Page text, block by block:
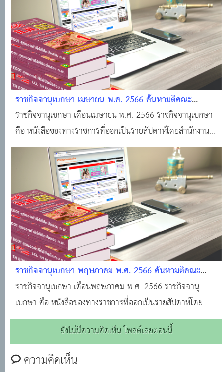
ราชกิจจานุเบกษา เมษายน พ.ศ. 2566 ค้นหามติคณะ
รัฐมนตรี · ราชกิจจานุเบกษา · ระบบงานทะเบียนฐานันดร ·
ศูนย์บริการข้อมูลมติคณะรัฐมนตรี
ราชกิจจานุเบกษา เดือนเมษายน พ.ศ. 2566 ราชกิจจานุเบกษา
คือ หนังสือของทางราชการที่ออกเป็นรายสัปดาห์โดยสำนักงาน
ราชกิจจานุเบกษา สำนักงานเลขาธิการคณะรัฐมนตรี สำหรับลง
ประกาศเกี่ยวกับกฎหมาย กฎ ระเบียบ ข้อบังคับ ตลอดจน
ประกาศของกระทรวง ทบวง กรมต่างๆ
ราชกิจจานุเบกษา พฤษภาคม พ.ศ. 2566 ค้นหามติคณะ
รัฐมนตรี · ราชกิจจานุเบกษา · ระบบงานทะเบียนฐานันดร ·
ศูนย์บริการข้อมูลมติคณะรัฐมนตรี
ราชกิจจานุเบกษา เดือนพฤษภาคม พ.ศ. 2566 ราชกิจจานุ
เบกษา คือ หนังสือของทางราชการที่ออกเป็นรายสัปดาห์โดย
สำนักงานราชกิจจานุเบกษา สำนักงานเลขาธิการคณะรัฐมนตรี
สำหรับลงประกาศเกี่ยวกับกฎหมาย กฎ ระเบียบ ข้อบังคับ ตลอด
จนประกาศของกระทรวง ทบวง กรมต่างๆ
ยังไม่มีความคิดเห็น โพสต์เลยตอนนี้
ความคิดเห็น